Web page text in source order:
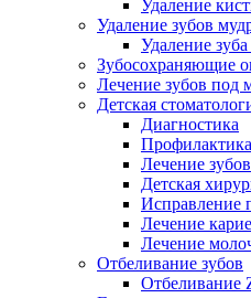
Удаление
Удаление зубов
Удаление
Зубосохраняющие
Лечение зубов под
Детская
Диагностика
Лечение зубов
Детская
Исправление
Лечение
Лечение
Отбеливание зубов
Отбеливание